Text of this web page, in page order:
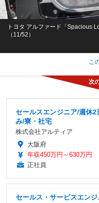
トヨタ アルファード「Spacious
（11/52）
こ
セールスエンジニア/週休
み/寮・社宅
株式会社アルティア
大阪府
年収450万円～630万円
正社員
セールス・サービスエンジ